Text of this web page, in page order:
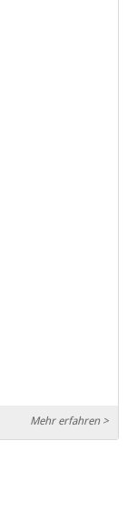
Mehr erfahren >